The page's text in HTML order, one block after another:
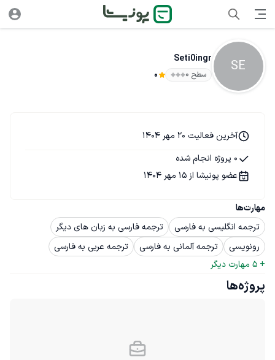
SE
Seti0ingr
سطح ۰ 0
مهارت‌ها
ترجمه انگلیسی به فارسی
ترجمه فارسی به زبان های دیگر
رونویسی
ترجمه آلمانی به فارسی
ترجمه عربی به فارسی
+
5 مهارت دیگر
آخرین فعالیت 20 مهر 1404
0 پروژه انجام شده
عضو پونیشا از 15 مهر 1404
پروژه‌ها